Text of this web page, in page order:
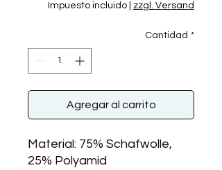
Impuesto incluido zzgl. Versand
Cantidad *
Agregar al carrito
Material: 75% Schafwolle,
25% Polyamid